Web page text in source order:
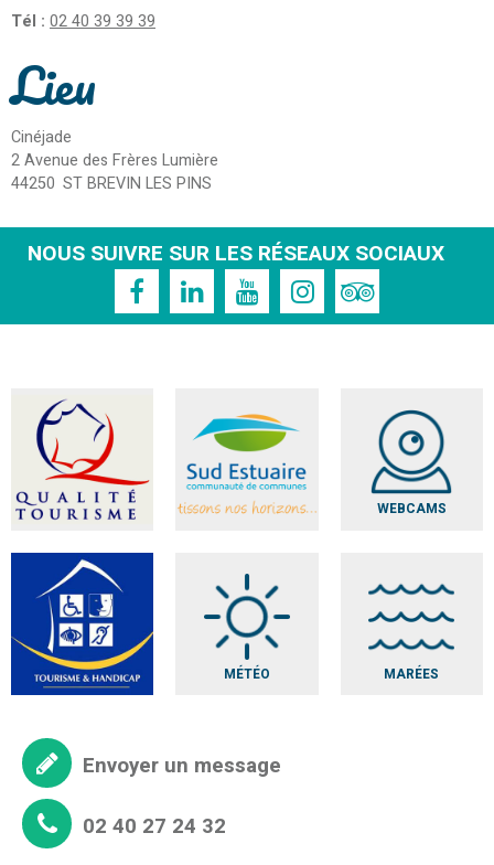
Tél : 02 40 39 39 39
Lieu
Cinéjade
2 Avenue des Frères Lumière
44250 ST BREVIN LES PINS
NOUS SUIVRE SUR LES RÉSEAUX SOCIAUX
WEBCAMS
MÉTÉO MARÉES
Envoyer un message
02 40 27 24 32